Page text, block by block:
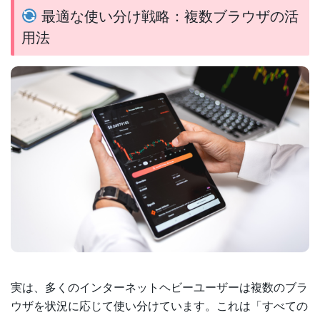
最適な使い分け戦略：複数ブラウザの活
用法
実は、多くのインターネットヘビーユーザーは複数のブラ
ウザを状況に応じて使い分けています。これは「すべての